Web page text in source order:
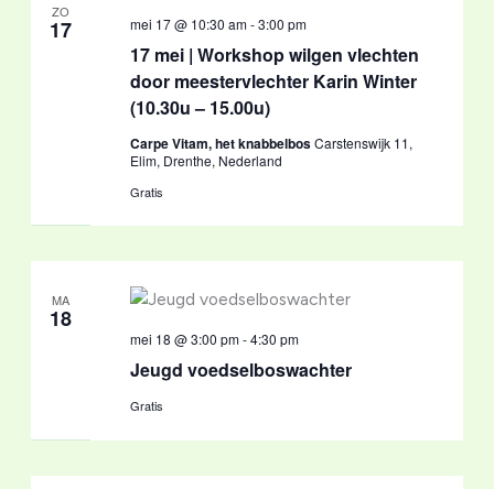
ZO
17
17 mei | Workshop wilgen vlechten
door meestervlechter Karin Winter
(10.30u – 15.00u)
mei 17 @ 10:30 am-3:00 pm
Carpe Vitam, het knabbelbosCarstenswijk 11,
Elim, Drenthe, Nederland
Gratis
MA
18
Jeugd voedselboswachter
mei 18 @ 3:00 pm-4:30 pm
Gratis